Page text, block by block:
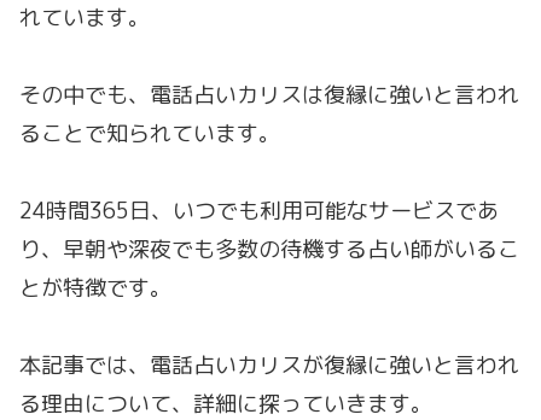
れています。
その中でも、電話占いカリスは復縁に強いと言われ
ることで知られています。
24時間365日、いつでも利用可能なサービスであ
り、早朝や深夜でも多数の待機する占い師がいるこ
とが特徴です。
本記事では、電話占いカリスが復縁に強いと言われ
る理由について、詳細に探っていきます。